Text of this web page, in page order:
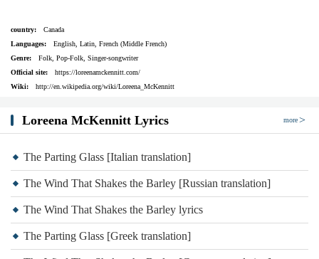
country:
Canada
Languages:
English, Latin, French (Middle French)
Genre:
Folk, Pop-Folk, Singer-songwriter
Official site:
https://loreenamckennitt.com/
Wiki:
http://en.wikipedia.org/wiki/Loreena_McKennitt
Loreena McKennitt Lyrics more
The Parting Glass [Italian translation]
The Wind That Shakes the Barley [Russian translation]
The Wind That Shakes the Barley lyrics
The Parting Glass [Greek translation]